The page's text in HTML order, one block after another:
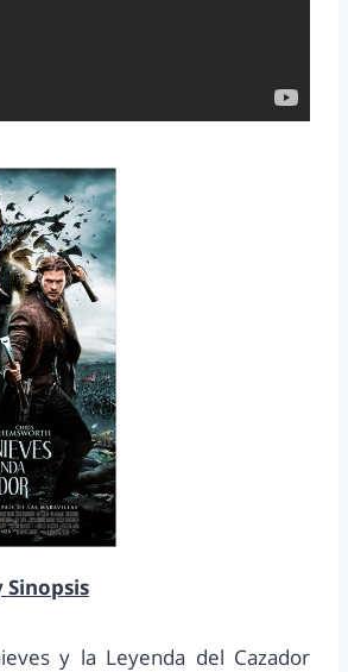
Sinopsis
y la Leyenda del Cazador